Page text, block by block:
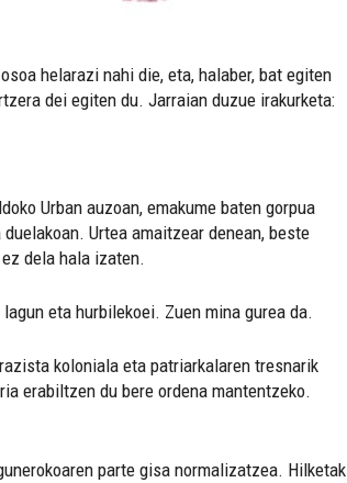
helarazi nahi die, eta, halaber, bat egiten
dei egiten du. Jarraian duzue irakurketa:
Urban auzoan, emakume baten gorpua
Urtea amaitzear denean, beste
dela hala izaten.
eta hurbilekoei. Zuen mina gurea da.
koloniala eta patriarkalaren tresnarik
erabiltzen du bere ordena mantentzeko.
parte gisa normalizatzea. Hilketak